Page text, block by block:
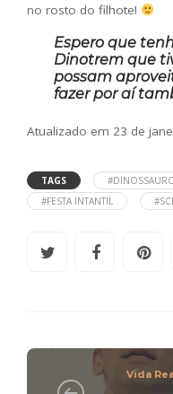
no rosto do filhote!
Espero que
Dinotrem que
possam
fazer por aí
Atualizado em 23 de
TAGS
#FESTA INTANTIL
Vida